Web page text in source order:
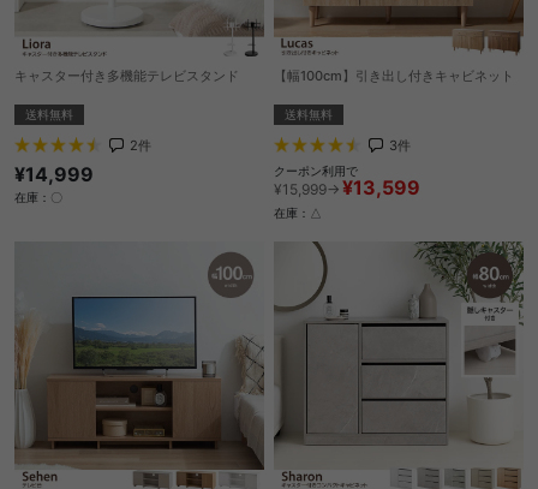
キャスター付き多機能テレビスタンド
送料無料
2件
¥14,999
在庫：〇
【幅100cm】引き出し付きキャビネット
送料無料
3件
クーポン利用で
¥15,999→ ¥13,599
在庫：△